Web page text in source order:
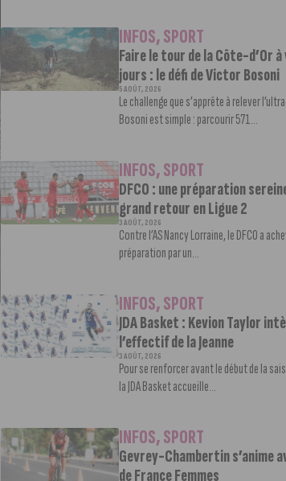
INFOS,SPORT
Faire le tour de la Côte-d’Or
jours : le défi de Victor Bosoni
5 AOÛT, 2026
Le challenge que s’apprête à relever
Bosoni est simple : parcourir 571...
INFOS,SPORT
DFCO : une préparation
grand retour en Ligue 2
3 AOÛT, 2026
Contre l’AS Nancy Lorraine, le DFCO a
préparation par un...
INFOS,SPORT
JDA Basket : Kevion Taylor
l’effectif de la Jeanne
3 AOÛT, 2026
Pour se renforcer avant le début de la
la JDA Basket accueille...
INFOS,SPORT
Gevrey-Chambertin s’anime
de France Femmes